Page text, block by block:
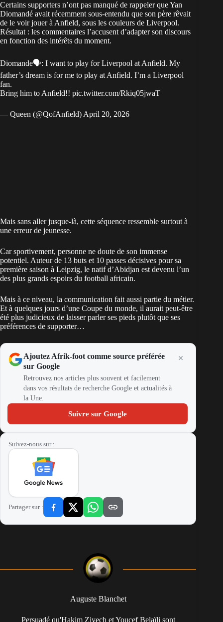
Certains supporters n’ont pas manqué de rappeler que Yan
Diomandé avait récemment sous-entendu que son père rêvait
de le voir jouer à Anfield, sous les couleurs de Liverpool.
Résultat : les commentaires l’accusent d’adapter son discours
en fonction des intérêts du moment.
Diomande🗣️: I want to play for Liverpool at Anfield. My
father’s dream is for me to play at Anfield. I’m a Liverpool
fan.
Bring him to Anfield!! pic.twitter.com/Rkiq05jwaT
— Queen (@QofAnfield) April 20, 2026
Mais sans aller jusque-là, cette séquence ressemble surtout à
une erreur de jeunesse.
Car sportivement, personne ne doute de son immense
potentiel. Auteur de 13 buts et 10 passes décisives pour sa
première saison à Leipzig, le natif d’Abidjan est devenu l’un
des plus grands espoirs du football africain.
Mais à ce niveau, la communication fait aussi partie du métier.
Et à quelques jours d’une Coupe du monde, il aurait peut-être
été plus judicieux de laisser parler ses pieds plutôt que ses
préférences de supporter…
Ajoutez Afrik-foot comme source préférée
sur Google
Retrouvez nos articles plus souvent et facilement
dans vos résultats de recherche Google et actualités à
la Une.
Suivre sur Google
Suivez-nous sur :
Partager sur :
Auguste Blanchet
Persuadé qu'Hakim Ziyech et Youcef Belaïli sont